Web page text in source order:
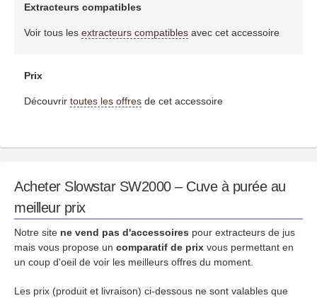
Extracteurs compatibles
Voir tous les extracteurs compatiblesavec cet accessoire
Prix
Découvrir toutes les offresde cet accessoire
Acheter Slowstar SW2000 – Cuve à purée au
meilleur prix
Notre site ne vend pas d'accessoires pour extracteurs de jus
mais vous propose un comparatif de prix vous permettant en
un coup d'oeil de voir les meilleurs offres du moment.
Les prix (produit et livraison) ci-dessous ne sont valables que